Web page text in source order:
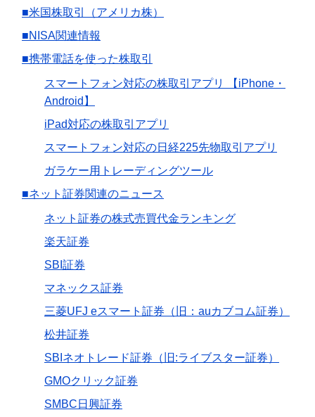
■米国株取引（アメリカ株）
■NISA関連情報
■携帯電話を使った株取引
スマートフォン対応の株取引アプリ 【iPhone・
Android】
iPad対応の株取引アプリ
スマートフォン対応の日経225先物取引アプリ
ガラケー用トレーディングツール
■ネット証券関連のニュース
ネット証券の株式売買代金ランキング
楽天証券
SBI証券
マネックス証券
三菱UFJ eスマート証券（旧：auカブコム証券）
松井証券
SBIネオトレード証券（旧:ライブスター証券）
GMOクリック証券
SMBC日興証券